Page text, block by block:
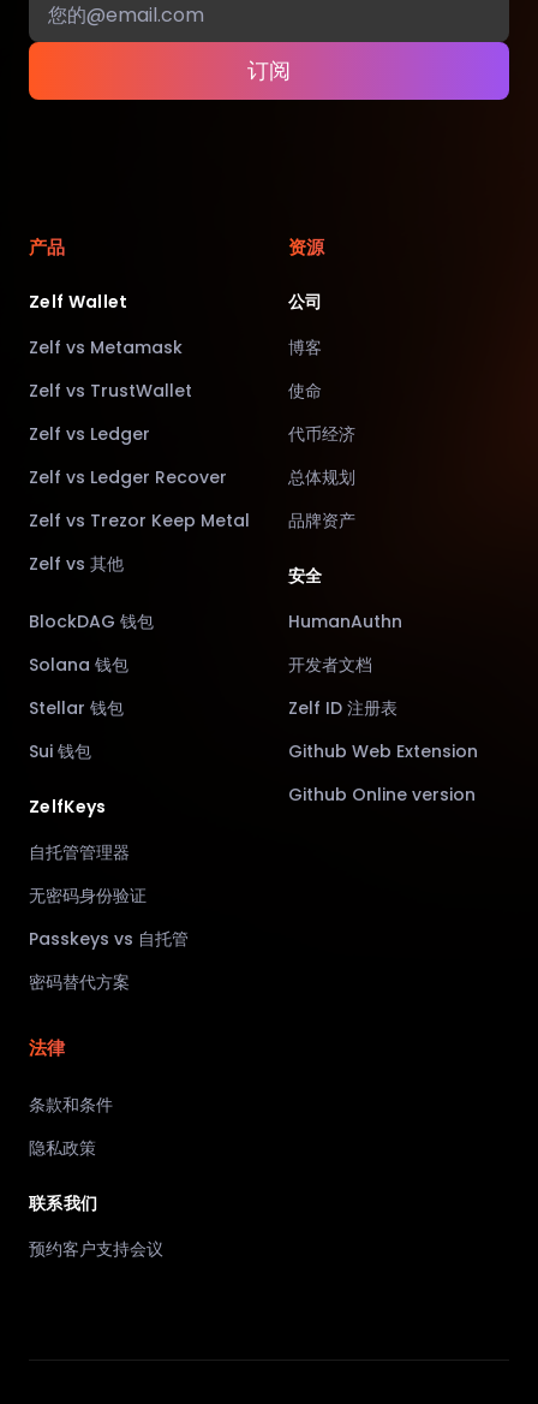
订阅
产品
Zelf Wallet
Zelf vs Metamask
Zelf vs TrustWallet
Zelf vs Ledger
Zelf vs Ledger Recover
Zelf vs Trezor Keep Metal
Zelf vs 其他
BlockDAG 钱包
Solana 钱包
Stellar 钱包
Sui 钱包
ZelfKeys
自托管管理器
无密码身份验证
Passkeys vs 自托管
密码替代方案
资源
公司
博客
使命
代币经济
总体规划
品牌资产
安全
HumanAuthn
开发者文档
Zelf ID 注册表
Github Web Extension
Github Online version
法律
条款和条件
隐私政策
联系我们
预约客户支持会议